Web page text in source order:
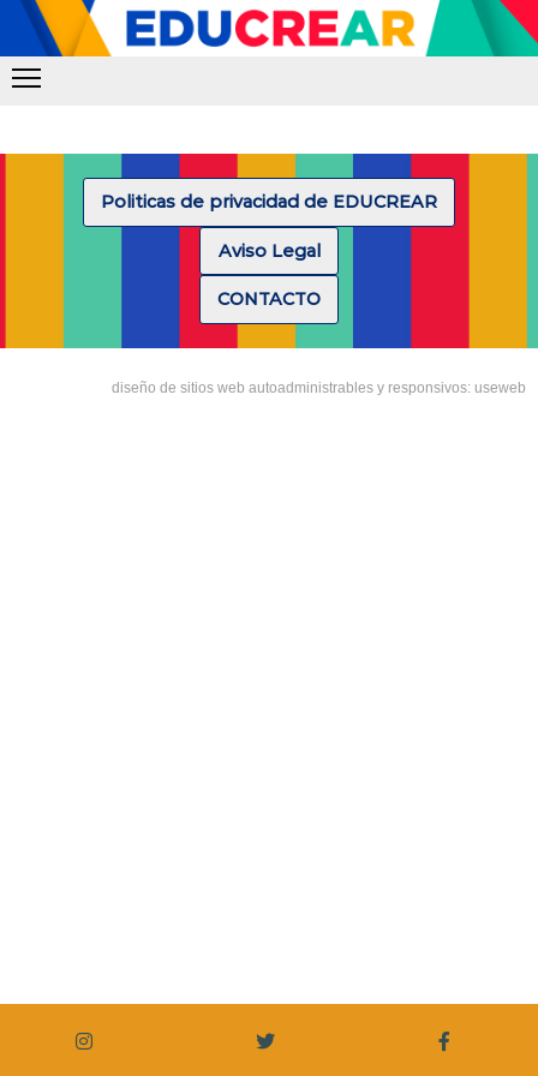
Politicas de privacidad de EDUCREAR
Aviso Legal
CONTACTO
diseño de sitios web autoadministrables y responsivos: useweb